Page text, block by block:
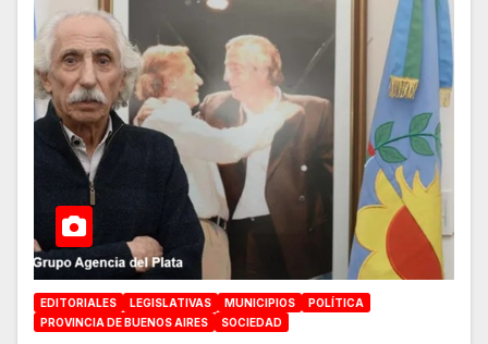
EDITORIALES LEGISLATIVAS MUNICIPIOS
POLÍTICA
PROVINCIA DE BUENOS AIRES
SOCIEDAD